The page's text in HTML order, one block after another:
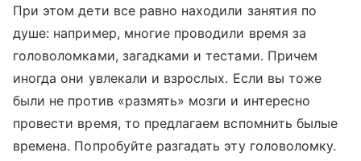
При этом дети все равно находили занятия по
душе: например, многие проводили время за
головоломками, загадками и тестами. Причем
иногда они увлекали и взрослых. Если вы тоже
были не против «размять» мозги и интересно
провести время, то предлагаем вспомнить былые
времена. Попробуйте разгадать эту головоломку.